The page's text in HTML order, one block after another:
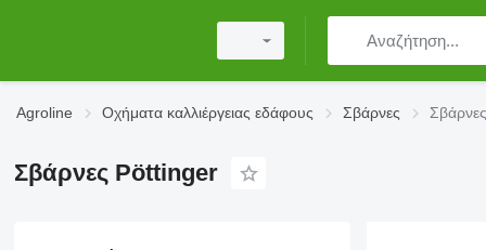
Agroline Οχήματα καλλιέργειας εδάφους Σβάρνες
Σβάρνες Pöttinger